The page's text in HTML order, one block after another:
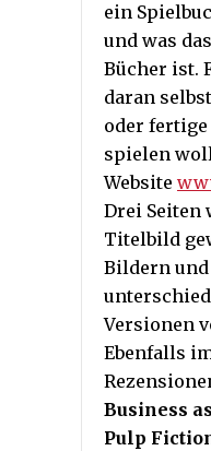
ein
und was
Bücher ist.
daran
oder
spielen
Website
Drei Seiten
Titelbild
Bildern
Versionen
Ebenfalls
Business
Pulp